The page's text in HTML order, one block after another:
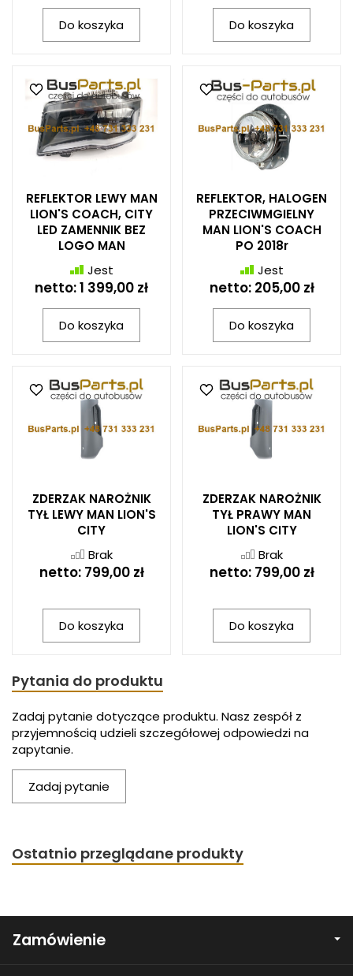
Do koszyka Do koszyka
REFLEKTOR LEWY MAN
LION'S COACH, CITY
LED ZAMENNIK BEZ
LOGO MAN
Jest
netto:1 399,00 zł
Do koszyka
REFLEKTOR, HALOGEN
PRZECIWMGIELNY
MAN LION'S COACH
PO 2018r
Jest
netto: 205,00 zł
Do koszyka
ZDERZAK NAROŻNIK
TYŁ LEWY MAN LION'S
CITY
Brak
netto: 799,00 zł
Do koszyka
ZDERZAK NAROŻNIK
TYŁ PRAWY MAN
LION'S CITY
Brak
netto: 799,00 zł
Do koszyka
Pytania do produktu
Zadaj pytanie dotyczące produktu. Nasz zespół z
przyjemnością udzieli szczegółowej odpowiedzi na
zapytanie.
Zadaj pytanie
Ostatnio przeglądane produkty
Zamówienie